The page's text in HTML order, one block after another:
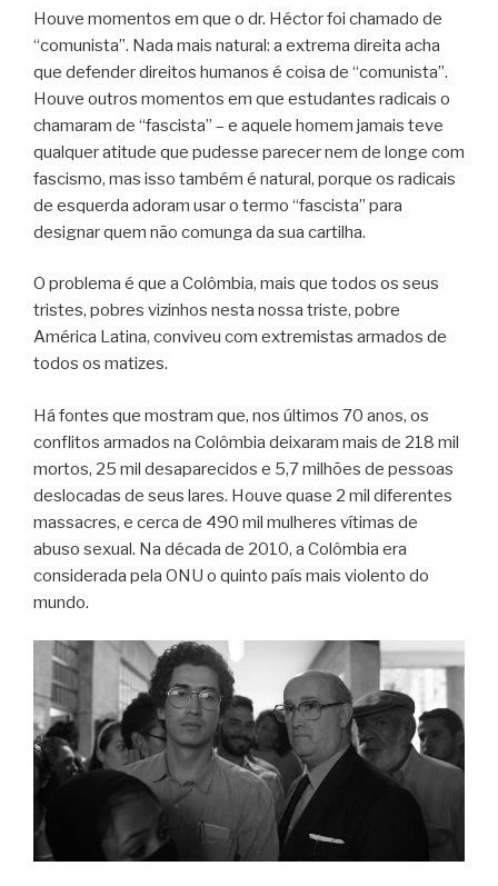
Houve momentos em que o dr. Héctor foi chamado de
“comunista”. Nada mais natural: a extrema direita acha
que defender direitos humanos é coisa de “comunista”.
Houve outros momentos em que estudantes radicais o
chamaram de “fascista” – e aquele homem jamais teve
qualquer atitude que pudesse parecer nem de longe com
fascismo, mas isso também é natural, porque os radicais
de esquerda adoram usar o termo “fascista” para
designar quem não comunga da sua cartilha.
O problema é que a Colômbia, mais que todos os seus
tristes, pobres vizinhos nesta nossa triste, pobre
América Latina, conviveu com extremistas armados de
todos os matizes.
Há fontes que mostram que, nos últimos 70 anos, os
conflitos armados na Colômbia deixaram mais de 218 mil
mortos, 25 mil desaparecidos e 5,7 milhões de pessoas
deslocadas de seus lares. Houve quase 2 mil diferentes
massacres, e cerca de 490 mil mulheres vítimas de
abuso sexual. Na década de 2010, a Colômbia era
considerada pela ONU o quinto país mais violento do
mundo.